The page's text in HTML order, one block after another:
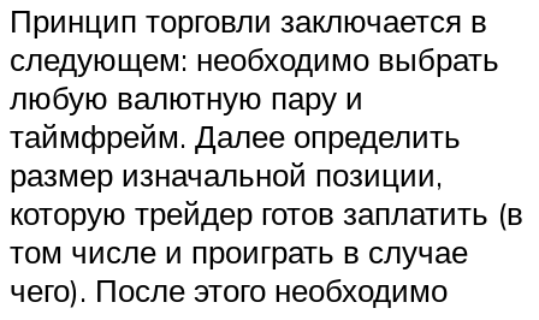
Принцип торговли заключается в
следующем: необходимо выбрать
любую валютную пару и
таймфрейм. Далее определить
размер изначальной позиции,
которую трейдер готов заплатить (в
том числе и проиграть в случае
чего). После этого необходимо